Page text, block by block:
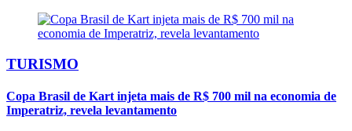
TURISMO
Copa Brasil de Kart injeta mais de R$ 700 mil na economia de
Imperatriz, revela levantamento